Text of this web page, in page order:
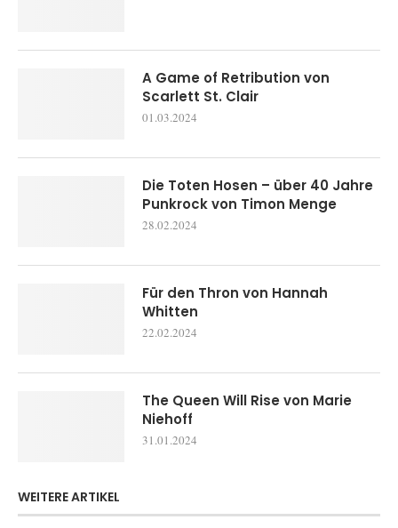
A Game of Retribution von
Scarlett St. Clair
01.03.2024
Die Toten Hosen – über 40 Jahre
Punkrock von Timon Menge
28.02.2024
Für den Thron von Hannah
Whitten
22.02.2024
The Queen Will Rise von Marie
Niehoff
31.01.2024
WEITERE ARTIKEL